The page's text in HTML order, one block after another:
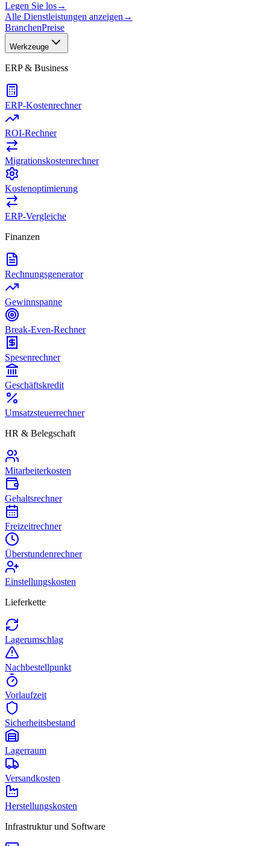
Legen Sie los→
Alle Dienstleistungen anzeigen →
BranchenPreise
Werkzeuge
ERP & Business
ERP-Kostenrechner
ROI-Rechner
Migrationskostenrechner
Kostenoptimierung
ERP-Vergleiche
Finanzen
Rechnungsgenerator
Gewinnspanne
Break-Even-Rechner
Spesenrechner
Geschäftskredit
Umsatzsteuerrechner
HR & Belegschaft
Mitarbeiterkosten
Gehaltsrechner
Freizeitrechner
Überstundenrechner
Einstellungskosten
Lieferkette
Lagerumschlag
Nachbestellpunkt
Vorlaufzeit
Sicherheitsbestand
Lagerraum
Versandkosten
Herstellungskosten
Infrastruktur und Software